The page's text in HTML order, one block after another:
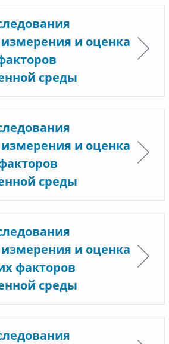
и оценка
среды
и оценка
среды
и оценка
факторов
среды